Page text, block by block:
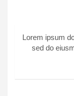
Lorem ipsum
sed do